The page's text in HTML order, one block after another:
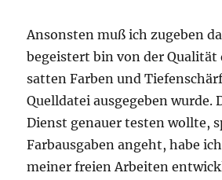
Ansonsten muß ich zugeben
begeistert bin von der Qualität
satten Farben und
Quelldatei ausgegeben wurde.
Dienst genauer testen wollte,
Farbausgaben angeht, habe
meiner freien Arbeiten